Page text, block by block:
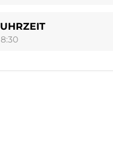
UHRZEIT
8:30